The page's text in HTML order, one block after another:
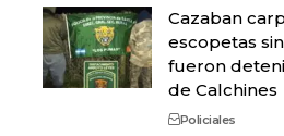
Cazaban
escopetas
fueron
de Calchines
Policiales